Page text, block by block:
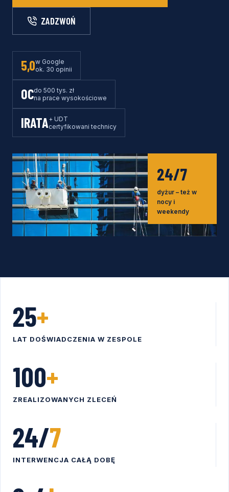
ZADZWOŃ
5,0w Google
ok. 30 opinii
OCdo 500 tys. zł
na prace wysokościowe
IRATA+ UDT
certyfikowani technicy
24/7
dyżur – też w
nocy i
weekendy
25+
LAT DOŚWIADCZENIA W ZESPOLE
100+
ZREALIZOWANYCH ZLECEŃ
24/7
INTERWENCJA CAŁĄ DOBĘ